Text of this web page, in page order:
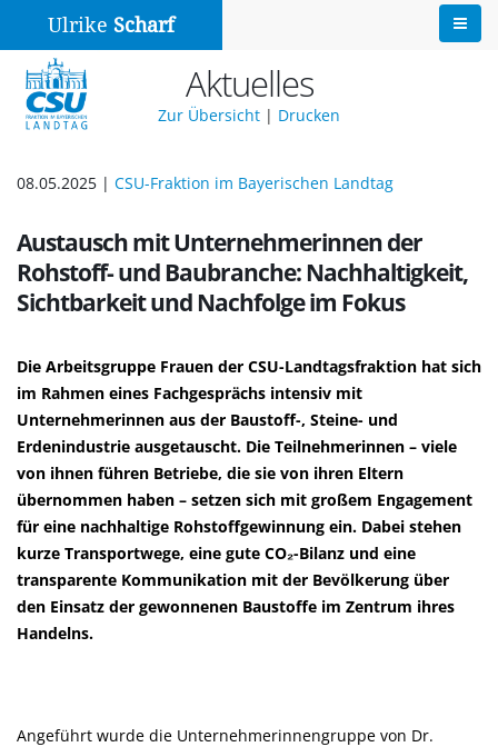
Ulrike Scharf
Aktuelles
Zur Übersicht | Drucken
08.05.2025 | CSU-Fraktion im Bayerischen Landtag
Austausch mit Unternehmerinnen der
Rohstoff- und Baubranche: Nachhaltigkeit,
Sichtbarkeit und Nachfolge im Fokus
Die Arbeitsgruppe Frauen der CSU-Landtagsfraktion hat sich
im Rahmen eines Fachgesprächs intensiv mit
Unternehmerinnen aus der Baustoff-, Steine- und
Erdenindustrie ausgetauscht. Die Teilnehmerinnen – viele
von ihnen führen Betriebe, die sie von ihren Eltern
übernommen haben – setzen sich mit großem Engagement
für eine nachhaltige Rohstoffgewinnung ein. Dabei stehen
kurze Transportwege, eine gute CO₂-Bilanz und eine
transparente Kommunikation mit der Bevölkerung über
den Einsatz der gewonnenen Baustoffe im Zentrum ihres
Handelns.
Angeführt wurde die Unternehmerinnengruppe von Dr.